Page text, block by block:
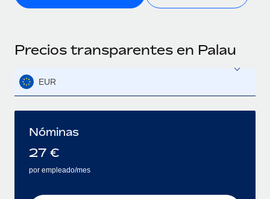
Precios transparentes en Palau
EUR
Nóminas
27 €
por empleado/mes